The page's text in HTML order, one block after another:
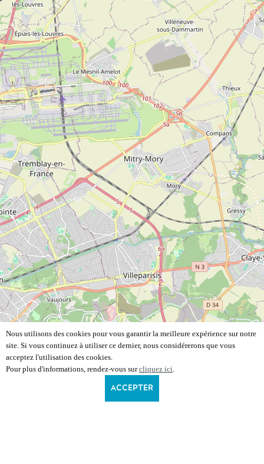
Nous utilisons des cookies pour vous garantir la meilleure expérience sur notre
site. Si vous continuez à utiliser ce dernier, nous considérerons que vous
acceptez l'utilisation des cookies.
Pour plus d'informations, rendez-vous surcliquez ici.
ACCEPTER